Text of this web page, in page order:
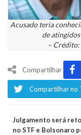
Acusado teria
de
–
Compartilhar
Compartilhar no
Julgamento será
no STF e Bolsonaro